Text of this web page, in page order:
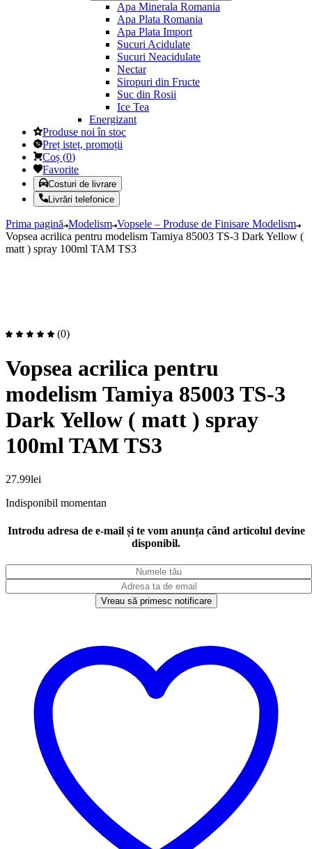
Apa Minerala Romania
Apa Plata Romania
Apa Plata Import
Sucuri Acidulate
Sucuri Neacidulate
Nectar
Siropuri din Fructe
Suc din Rosii
Ice Tea
Energizant
Produse noi în stoc
Preț isteț, promoții
Coș (0)
Favorite
Costuri de livrare
Livrări telefonice
Prima pagină Modelism Vopsele – Produse de Finisare Modelism
Vopsea acrilica pentru modelism Tamiya 85003 TS-3 Dark Yellow (
matt ) spray 100ml TAM TS3
(0)
Vopsea acrilica pentru
modelism Tamiya 85003 TS-3
Dark Yellow ( matt ) spray
100ml TAM TS3
27.99lei
Indisponibil momentan
Introdu adresa de e-mail și te vom anunța când articolul devine
disponibil.
Vreau să primesc notificare